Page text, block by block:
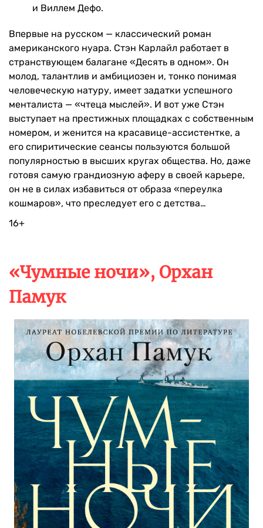
и Виллем Дефо.
Впервые на русском — классический роман
американского нуара. Стэн Карлайл работает в
странствующем балагане «Десять в одном». Он
молод, талантлив и амбициозен и, тонко понимая
человеческую натуру, имеет задатки успешного
менталиста — «чтеца мыслей». И вот уже Стэн
выступает на престижных площадках с собственным
номером, и женится на красавице-ассистентке, а
его спиритические сеансы пользуются большой
популярностью в высших кругах общества. Но, даже
готовя самую грандиозную аферу в своей карьере,
он не в силах избавиться от образа «переулка
кошмаров», что преследует его с детства…
16+
«Чумные ночи», Орхан
Памук